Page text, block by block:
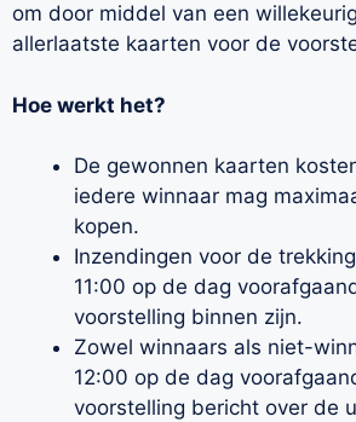
om door middel van een
allerlaatste kaarten voor de
Hoe werkt het?
De gewonnen kaarten
iedere winnaar mag
kopen.
Inzendingen voor de
11:00 op de dag
voorstelling binnen zijn.
Zowel winnaars als niet-
12:00 op de dag
voorstelling bericht over de